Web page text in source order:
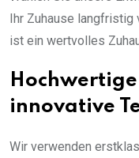
Ihr Zuhause langfristig
ist ein wertvolles
innovative
Wir verwenden